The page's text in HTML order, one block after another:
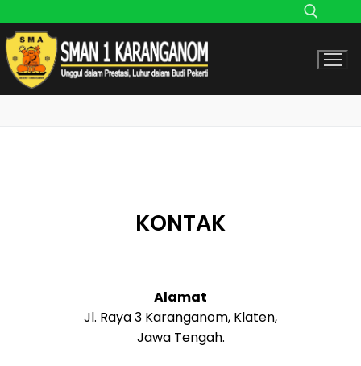
KONTAK
Alamat
Jl. Raya 3 Karanganom, Klaten,
Jawa Tengah.